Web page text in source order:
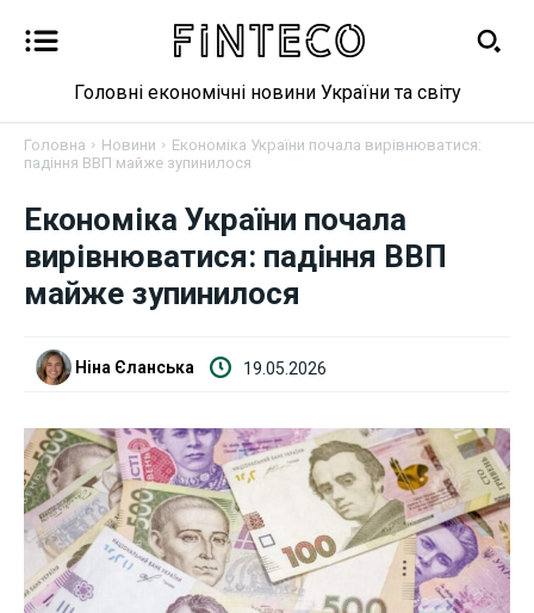
Новини
Бізнес
Криптовалюта
Робота і освіта
Публікації
Головні економічні новини України та світу
Головна Новини
Економіка України почала вирівнюватися:
падіння ВВП майже зупинилося
Економіка України почала
вирівнюватися: падіння ВВП
майже зупинилося
Ніна Єланська 19.05.2026